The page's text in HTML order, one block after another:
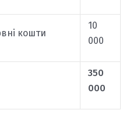
кошти
10
000
350
000